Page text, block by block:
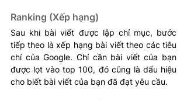
Ranking (Xếp hạng)
Sau khi bài viết được lập chỉ mục, bước
tiếp theo là xếp hạng bài viết theo các tiêu
chí của Google. Chỉ cần bài viết của bạn
được lọt vào top 100, đó cũng là dấu hiệu
cho biết bài viết của bạn đã đạt yêu cầu.